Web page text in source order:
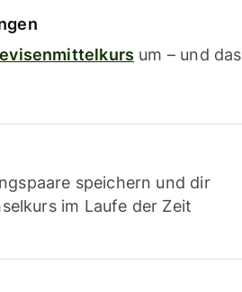
um – und das
speichern und dir
im Laufe der Zeit